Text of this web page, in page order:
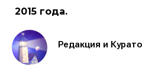
2015 года.
Редакция и